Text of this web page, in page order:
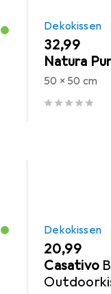
Dekokissen
EUR
32,99
Natura
50 x 50 cm
Dekokissen
EUR
20,99
Casativo